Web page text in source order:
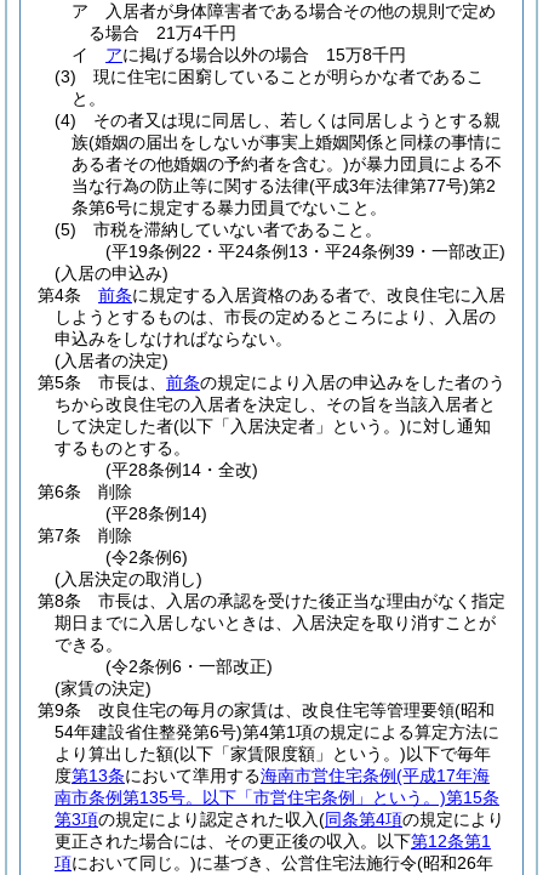
ア
入居者が身体障害者である場合その他の規則で定め
る場合 21万4千円
イ
アに掲げる場合以外の場合 15万8千円
(3)
現に住宅に困窮していることが明らかな者であるこ
と。
(4)
その者又は現に同居し、若しくは同居しようとする親
族(婚姻の届出をしないが事実上婚姻関係と同様の事情に
ある者その他婚姻の予約者を含む。)が暴力団員による不
当な行為の防止等に関する法律(平成3年法律第77号)第2
条第6号に規定する暴力団員でないこと。
(5)
市税を滞納していない者であること。
(平19条例22・平24条例13・平24条例39・一部改正)
(入居の申込み)
第4条
前条に規定する入居資格のある者で、改良住宅に入居
しようとするものは、市長の定めるところにより、入居の
申込みをしなければならない。
(入居者の決定)
第5条
市長は、 前条の規定により入居の申込みをした者のう
ちから改良住宅の入居者を決定し、その旨を当該入居者と
して決定した者(以下「入居決定者」という。)に対し通知
するものとする。
(平28条例14・全改)
第6条
削除
(平28条例14)
第7条
削除
(令2条例6)
(入居決定の取消し)
第8条
市長は、入居の承認を受けた後正当な理由がなく指定
期日までに入居しないときは、入居決定を取り消すことが
できる。
(令2条例6・一部改正)
(家賃の決定)
第9条
改良住宅の毎月の家賃は、改良住宅等管理要領(昭和
54年建設省住整発第6号)第4第1項の規定による算定方法に
より算出した額(以下「家賃限度額」という。)以下で毎年
度第13条において準用する海南市営住宅条例(平成17年海
南市条例第135号。以下「市営住宅条例」という。)第15条
第3項の規定により認定された収入(同条第4項の規定により
更正された場合には、その更正後の収入。以下第12条第1
項において同じ。)に基づき、公営住宅法施行令(昭和26年